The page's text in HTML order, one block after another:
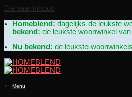
Ga naar inhoud
Homeblend: dagelijks de
bekend: de leukste woonwinkel
Nu bekend: de leukste woonwinkels
Menu